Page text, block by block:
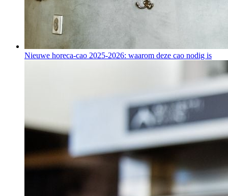
Nieuwe horeca-cao 2025-2026: waarom deze cao nodig is